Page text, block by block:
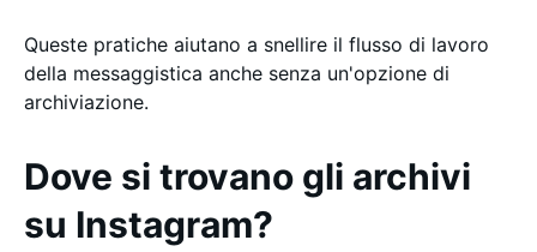
Queste pratiche aiutano a snellire il flusso di lavoro
della messaggistica anche senza un'opzione di
archiviazione.
Dove si trovano gli archivi
su Instagram?